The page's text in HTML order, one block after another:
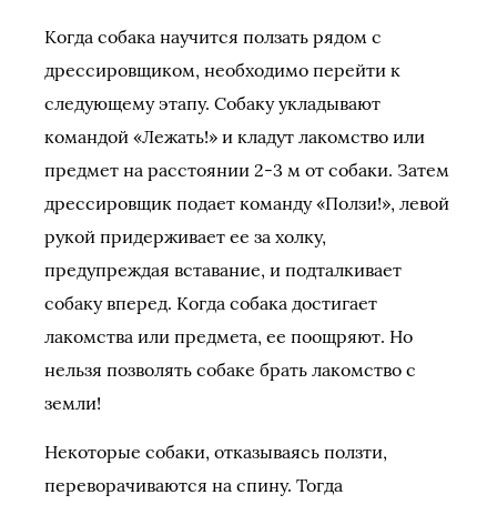
Когда собака научится ползать рядом с
дрессировщиком, необходимо перейти к
следующему этапу. Собаку укладывают
командой «Лежать!» и кладут лакомство или
предмет на расстоянии 2-3 м от собаки. Затем
дрессировщик подает команду «Ползи!», левой
рукой придерживает ее за холку,
предупреждая вставание, и подталкивает
собаку вперед. Когда собака достигает
лакомства или предмета, ее поощряют. Но
нельзя позволять собаке брать лакомство с
земли!
Некоторые собаки, отказываясь ползти,
переворачиваются на спину. Тогда